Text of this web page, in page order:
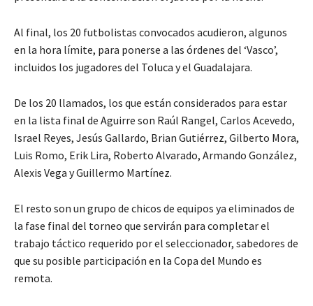
Al final, los 20 futbolistas convocados acudieron, algunos
en la hora límite, para ponerse a las órdenes del ‘Vasco’,
incluidos los jugadores del Toluca y el Guadalajara.
De los 20 llamados, los que están considerados para estar
en la lista final de Aguirre son Raúl Rangel, Carlos Acevedo,
Israel Reyes, Jesús Gallardo, Brian Gutiérrez, Gilberto Mora,
Luis Romo, Erik Lira, Roberto Alvarado, Armando González,
Alexis Vega y Guillermo Martínez.
El resto son un grupo de chicos de equipos ya eliminados de
la fase final del torneo que servirán para completar el
trabajo táctico requerido por el seleccionador, sabedores de
que su posible participación en la Copa del Mundo es
remota.